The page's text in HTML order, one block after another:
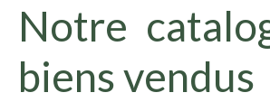
Notre
biens vendus